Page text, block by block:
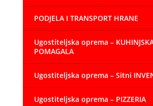
PODJELA I TRANSPORT HRANE
Ugostiteljska oprema –
POMAGALA
Ugostiteljska oprema – Sitni
Ugostiteljska oprema – PIZZERIA